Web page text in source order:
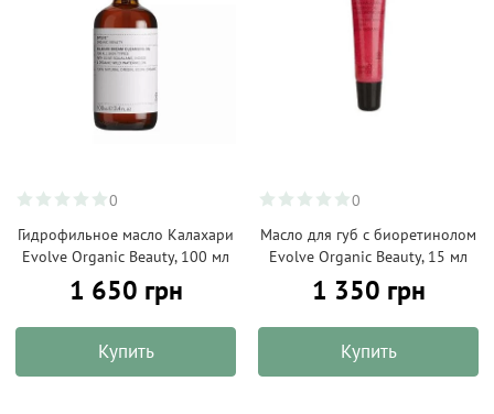
0
Гидрофильное масло Калахари
Evolve Organic Beauty, 100 мл
1 650 грн
Купить
0
Масло для губ с биоретинолом
Evolve Organic Beauty, 15 мл
1 350 грн
Купить